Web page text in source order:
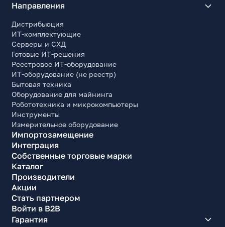
Направления
Дистрибьюция
ИТ-комплектующие
Серверы и СХД
Готовые ИТ-решения
Реестровое ИТ-оборудование
ИТ-оборудование (не реестр)
Бытовая техника
Оборудование для майнинга
Робототехника и микрокомпьютеры
Инструменты
Измерительное оборудование
Импортозамещение
Интеграция
Собственные торговые марки
Каталог
Производители
Акции
Стать партнером
Войти в B2B
Гарантия